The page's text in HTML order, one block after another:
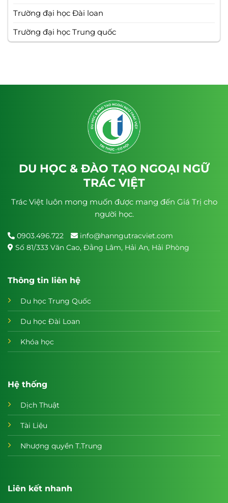
Trường đại học Đài loan
Trường đại học Trung quốc
DU HỌC & ĐÀO TẠO NGOẠI NGỮ
TRÁC VIỆT
Trác Việt luôn mong muốn được mang đến Giá Trị cho
người học.
0903.496.722
info@hanngutracviet.com
Số 81/333 Văn Cao, Đằng Lâm, Hải An, Hải Phòng
Thông tin liên hệ
Du học Trung Quốc
Du học Đài Loan
Khóa học
Hệ thống
Dịch Thuật
Tài Liệu
Nhượng quyền T.Trung
Liên kết nhanh